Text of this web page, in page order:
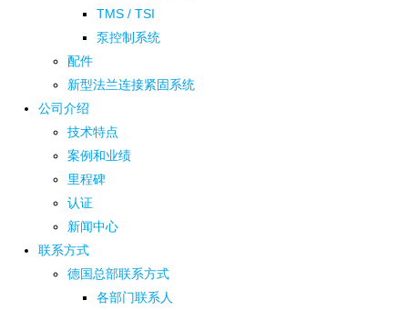
TMS / TSI
泵控制系统
配件
新型法兰连接紧固系统
公司介绍
技术特点
案例和业绩
里程碑
认证
新闻中心
联系方式
德国总部联系方式
各部门联系人